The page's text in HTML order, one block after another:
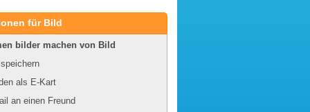
für Bild
bilder machen von Bild
als E-Kart
an einen Freund